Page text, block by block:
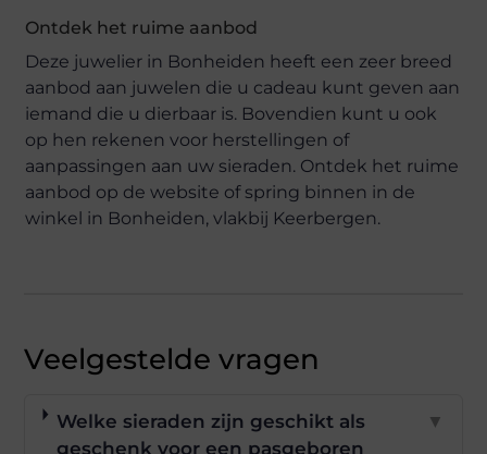
Ontdek het ruime aanbod
Deze juwelier in Bonheiden heeft een zeer breed
aanbod aan juwelen die u cadeau kunt geven aan
iemand die u dierbaar is. Bovendien kunt u ook
op hen rekenen voor herstellingen of
aanpassingen aan uw sieraden. Ontdek het ruime
aanbod op de website of spring binnen in de
winkel in Bonheiden, vlakbij Keerbergen.
Veelgestelde vragen
Welke sieraden zijn geschikt als
geschenk voor een pasgeboren
▼